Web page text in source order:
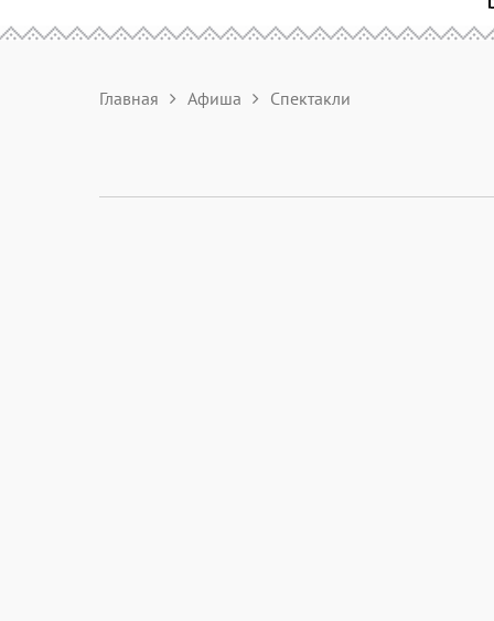
Главная Афиша Спектакли